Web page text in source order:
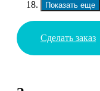
Показать еще
Сделать заказ